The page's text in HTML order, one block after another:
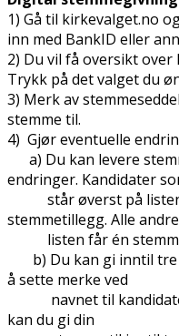
1) Gå til kirkevalget.no
inn med BankID eller
2) Du vil få oversikt
Trykk på det valget du
3) Merk av
stemme til.
4) Gjør eventuelle
a) Du kan levere
endringer. Kandidater
står øverst på listen
stemmetillegg. Alle
listen får én
b) Du kan gi inntil tre
å sette merke ved
navnet til
kan du gi din